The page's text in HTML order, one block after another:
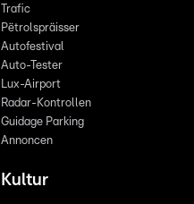
Trafic
Pëtrolspräisser
Autofestival
Auto-Tester
Lux-Airport
Radar-Kontrollen
Guidage Parking
Annoncen
Kultur